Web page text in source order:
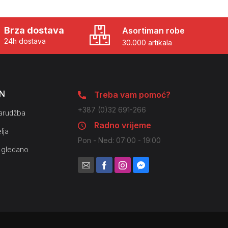
Brza dostava
24h dostava
Asortiman robe
30.000 artikala
Treba vam pomoć?
+387 (0)32 691-266
Radno vrijeme
Pon - Ned: 07:00 - 19:00